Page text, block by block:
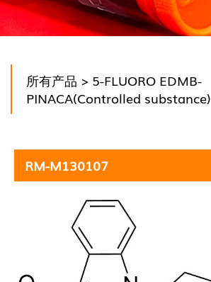
所有产品 > 5-FLUORO EDMB-
PINACA(Controlled substance)
RM-M130107